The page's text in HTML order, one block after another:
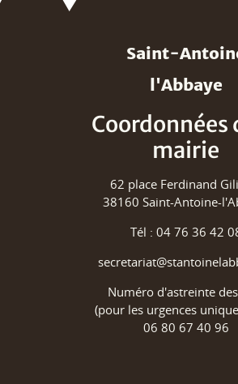
Saint-
l'Abbaye
Coordonnées
mairie
62 place Ferdinand
38160 Saint-Antoine-
Tél : 04 76 36 42
Numéro d'astreinte
(pour les urgences
06 80 67 40 96